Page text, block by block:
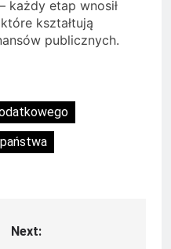
każdy etap wnosił
kształtują
publicznych.
Next: